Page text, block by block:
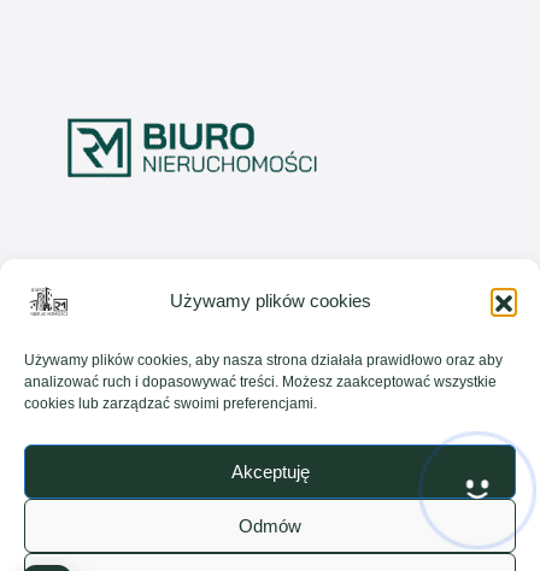
Używamy plików cookies
Używamy plików cookies, aby nasza strona działała prawidłowo oraz aby
analizować ruch i dopasowywać treści. Możesz zaakceptować wszystkie
cookies lub zarządzać swoimi preferencjami.
Akceptuję
Odmów
Dane firmy
Biuro RM Nieruchomości
Szarych Szeregów 2c
Kontakt
biuro@rmnieruchomosci.pl
Znajdziesz nas tu